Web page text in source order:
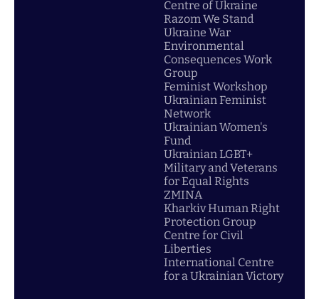
Centre of Ukraine
Razom We Stand
Ukraine War
Environmental
Consequences Work
Group
Feminist Workshop
Ukrainian Feminist
Network
Ukrainian Women's
Fund
Ukrainian LGBT+
Military and Veterans
for Equal Rights
ZMINA
Kharkiv Human Right
Protection Group
Centre for Civil
Liberties
International Centre
for a Ukrainian Victory